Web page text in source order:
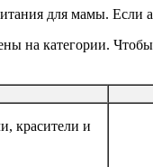
для мамы. Если
на категории.
красители и